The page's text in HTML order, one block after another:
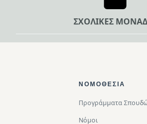
ΣΧΟΛΙΚΕΣ
ΝΟΜΟΘΕΣΊΑ
Προγράμματα
Νόμοι